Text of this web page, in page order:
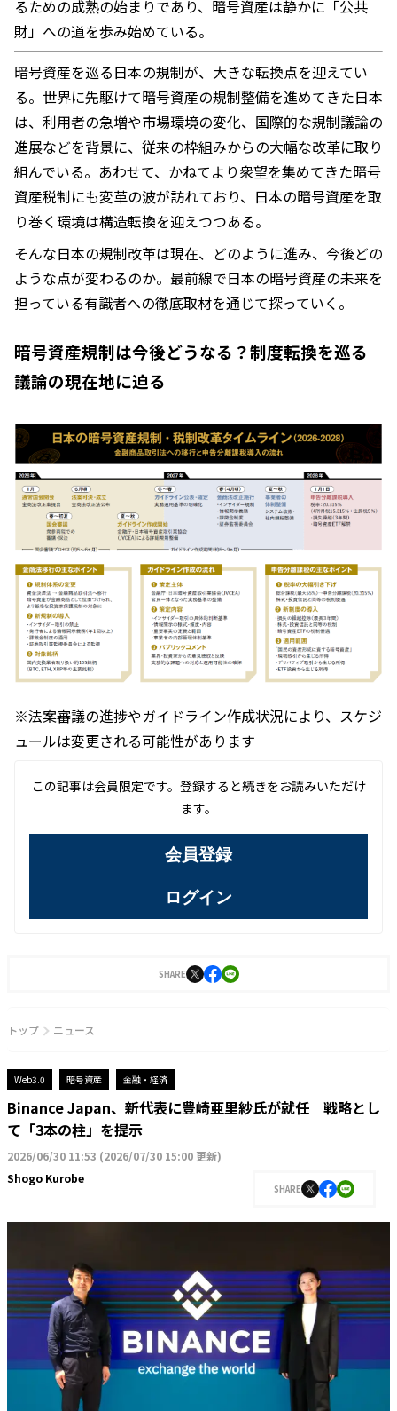
るための成熟の始まりであり、暗号資産は静かに「公共
財」への道を歩み始めている。
暗号資産を巡る日本の規制が、大きな転換点を迎えてい
る。世界に先駆けて暗号資産の規制整備を進めてきた日本
は、利用者の急増や市場環境の変化、国際的な規制議論の
進展などを背景に、従来の枠組みからの大幅な改革に取り
組んでいる。あわせて、かねてより衆望を集めてきた暗号
資産税制にも変革の波が訪れており、日本の暗号資産を取
り巻く環境は構造転換を迎えつつある。
そんな日本の規制改革は現在、どのように進み、今後どの
ような点が変わるのか。最前線で日本の暗号資産の未来を
担っている有識者への徹底取材を通じて探っていく。
暗号資産規制は今後どうなる？制度転換を巡る
議論の現在地に迫る
※法案審議の進捗やガイドライン作成状況により、スケジ
ュールは変更される可能性があります
この記事は会員限定です。登録すると続きをお読みいただけ
ます。
会員登録
ログイン
SHARE
トップ ニュース
Web3.0 暗号資産 金融・経済
Binance Japan、新代表に豊崎亜里紗氏が就任 戦略とし
て「3本の柱」を提示
2026/06/30 11:53 (2026/07/30 15:00 更新)
Shogo Kurobe
SHARE